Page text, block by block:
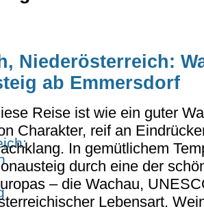
Niederösterreich:
ab Emmersdorf
Reise ist wie ein guter
Charakter, reif an
In gemütlichem
durch eine der
– die Wachau,
Lebensart.